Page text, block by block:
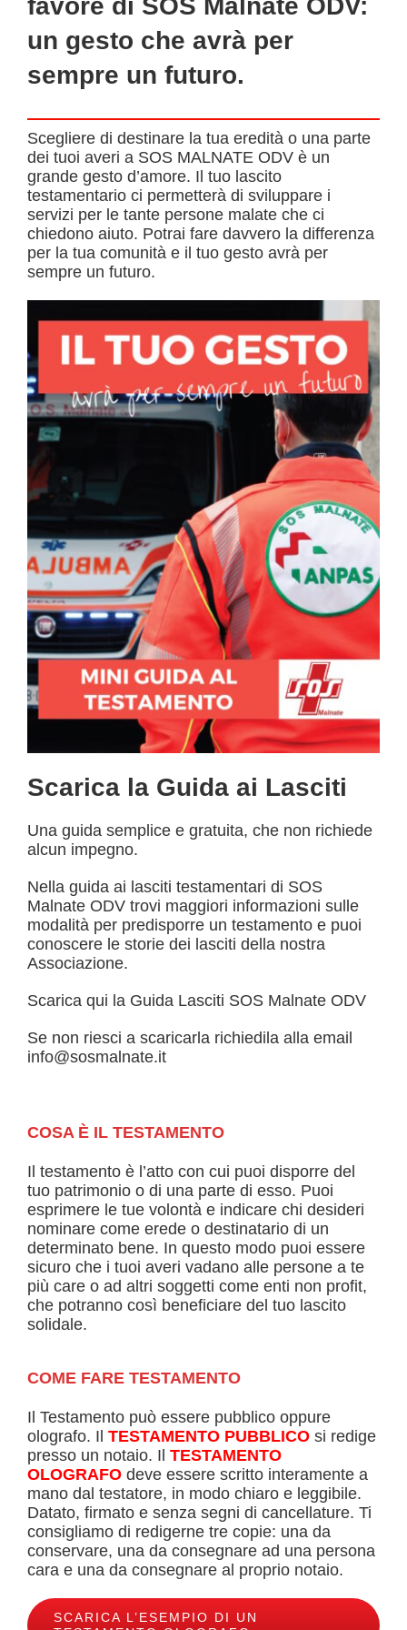
CONTATTI
favore di SOS Malnate ODV:
un gesto che avrà per
sempre un futuro.
Scegliere di destinare la tua eredità o una parte
dei tuoi averi a SOS MALNATE ODV è un
grande gesto d’amore. Il tuo lascito
testamentario ci permetterà di sviluppare i
servizi per le tante persone malate che ci
chiedono aiuto. Potrai fare davvero la differenza
per la tua comunità e il tuo gesto avrà per
sempre un futuro.
Scarica la Guida ai Lasciti
Una guida semplice e gratuita, che non richiede
alcun impegno.
Nella guida ai lasciti testamentari di SOS
Malnate ODV trovi maggiori informazioni sulle
modalità per predisporre un testamento e puoi
conoscere le storie dei lasciti della nostra
Associazione.
Scarica qui la Guida Lasciti SOS Malnate ODV
Se non riesci a scaricarla richiedila alla email
info@sosmalnate.it
COSA È IL TESTAMENTO
Il testamento è l’atto con cui puoi disporre del
tuo patrimonio o di una parte di esso. Puoi
esprimere le tue volontà e indicare chi desideri
nominare come erede o destinatario di un
determinato bene. In questo modo puoi essere
sicuro che i tuoi averi vadano alle persone a te
più care o ad altri soggetti come enti non profit,
che potranno così beneficiare del tuo lascito
solidale.
COME FARE TESTAMENTO
Il Testamento può essere pubblico oppure
olografo. Il TESTAMENTO PUBBLICO si redige
presso un notaio. Il TESTAMENTO
OLOGRAFO deve essere scritto interamente a
mano dal testatore, in modo chiaro e leggibile.
Datato, firmato e senza segni di cancellature. Ti
consigliamo di redigerne tre copie: una da
conservare, una da consegnare ad una persona
cara e una da consegnare al proprio notaio.
SCARICA L’ESEMPIO DI UN